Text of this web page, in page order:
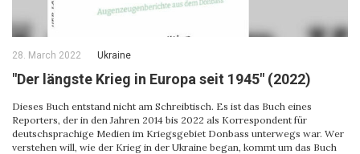
28. March 2022 Ukraine
"Der längste Krieg in Europa seit 1945" (2022)
Dieses Buch entstand nicht am Schreibtisch. Es ist das Buch eines
Reporters, der in den Jahren 2014 bis 2022 als Korrespondent für
deutschsprachige Medien im Kriegsgebiet Donbass unterwegs war. Wer
verstehen will, wie der Krieg in der Ukraine began, kommt um das Buch